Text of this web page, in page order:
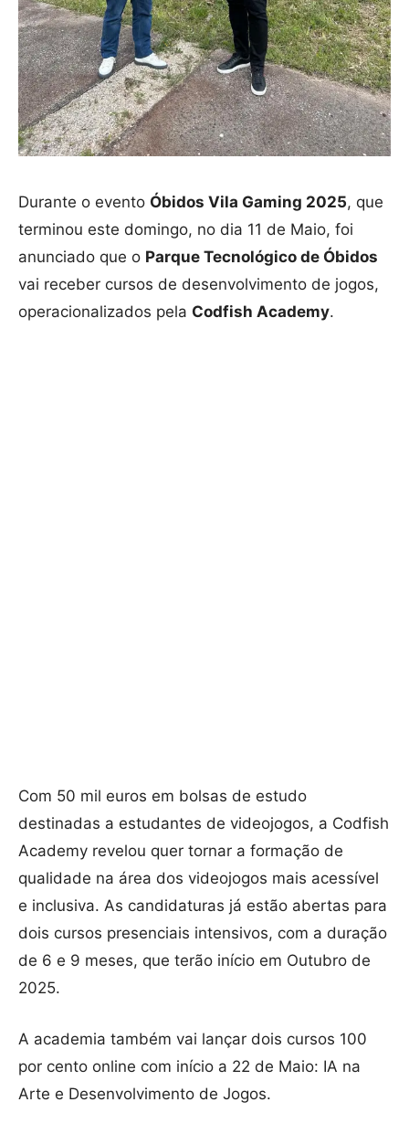
Durante o evento Óbidos Vila Gaming 2025, que
terminou este domingo, no dia 11 de Maio, foi
anunciado que o Parque Tecnológico de Óbidos
vai receber cursos de desenvolvimento de jogos,
operacionalizados pela Codfish Academy.
Com 50 mil euros em bolsas de estudo
destinadas a estudantes de videojogos, a Codfish
Academy revelou quer tornar a formação de
qualidade na área dos videojogos mais acessível
e inclusiva. As candidaturas já estão abertas para
dois cursos presenciais intensivos, com a duração
de 6 e 9 meses, que terão início em Outubro de
2025.
A academia também vai lançar dois cursos 100
por cento online com início a 22 de Maio: IA na
Arte e Desenvolvimento de Jogos.